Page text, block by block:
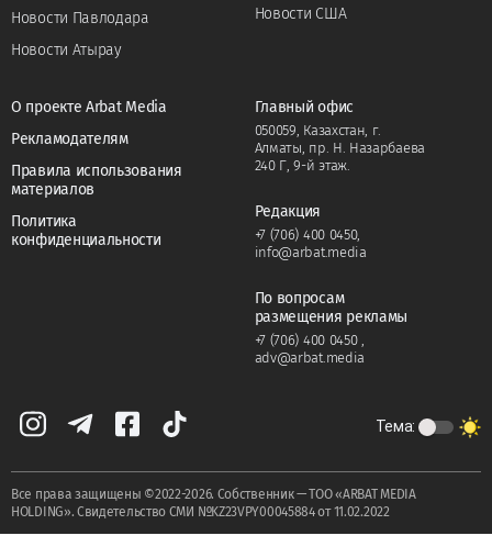
Новости Павлодара
Новости Атырау
Новости США
О проекте Arbat Media
Рекламодателям
Правила использования
материалов
Политика
конфиденциальности
Главный офис
050059, Казахстан, г.
Алматы, пр. Н. Назарбаева
240 Г, 9-й этаж.
Редакция
+7 (706) 400 0450,
info@arbat.media
По вопросам
размещения рекламы
+7 (706) 400 0450
adv@arbat.media
Тема:
Все права защищены ©2022-2026. Собственник — ТОО «ARBAT MEDIA
HOLDING». Cвидетельство СМИ №KZ23VPY00045884 от 11.02.2022